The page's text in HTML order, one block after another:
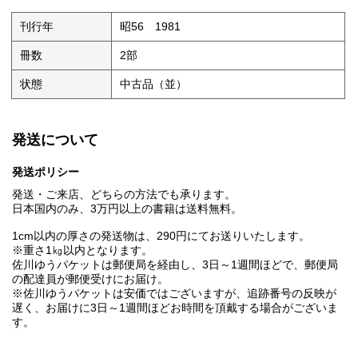
刊行年 昭56 1981
冊数 2部
状態 中古品（並）
発送について
発送ポリシー
発送・ご来店、どちらの方法でも承ります。
日本国内のみ、3万円以上の書籍は送料無料。
1cm以内の厚さの発送物は、290円にてお送りいたします。
※重さ1㎏以内となります。
佐川ゆうパケットは郵便局を経由し、3日～1週間ほどで、郵便局
の配達員が郵便受けにお届け。
※佐川ゆうパケットは安価ではございますが、追跡番号の反映が
遅く、お届けに3日～1週間ほどお時間を頂戴する場合がございま
す。